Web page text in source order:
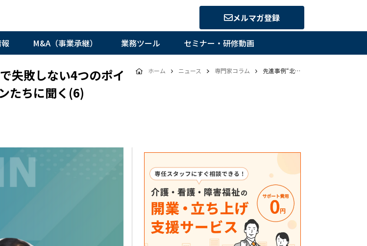
メルマガ登録
M&A（事業承継） 業務ツール セミナー・研修動画
失敗しない4つのポイ
たちに聞く(6)
ホーム ニュース 専門家コラム 先進事例“北九州モデル”から見えた介護DXで失敗しない4つのポイント―介護業界のDXを推進するキーパーソンたちに聞く(6)